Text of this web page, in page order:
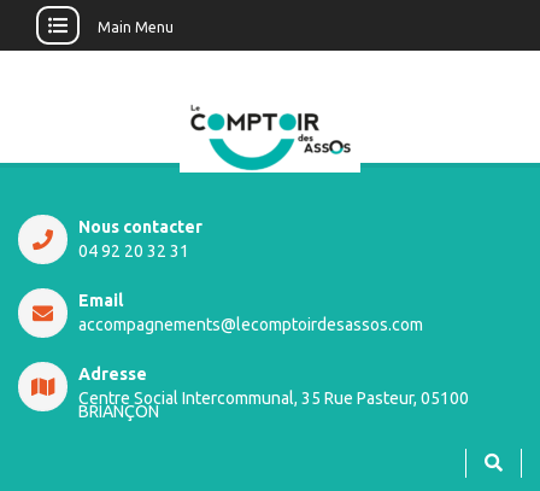
Main Menu
Nous contacter
04 92 20 32 31
Email
accompagnements@lecomptoirdesassos.com
Adresse
Centre Social Intercommunal, 35 Rue Pasteur, 05100
BRIANÇON